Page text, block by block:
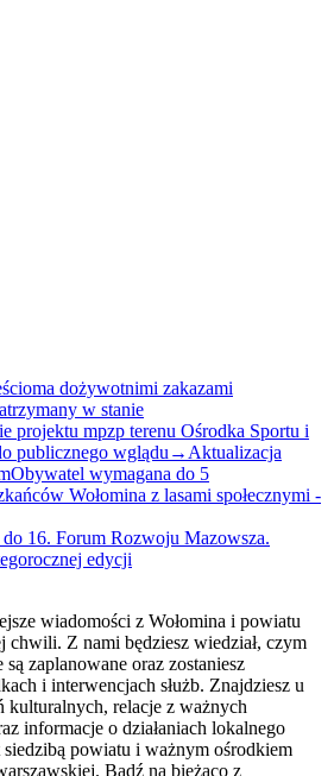
dożywotnimi zakazami
w stanie
projektu mpzp terenu Ośrodka Sportu i
publicznego wglądu → Aktualizacja
wymagana do 5
Wołomina z lasami społecznymi -
16. Forum Rozwoju Mazowsza.
edycji
wiadomości z Wołomina i powiatu
chwili. Z nami będziesz wiedział, czym
zaplanowane oraz zostaniesz
i interwencjach służb. Znajdziesz u
kulturalnych, relacje z ważnych
informacje o działaniach lokalnego
siedzibą powiatu i ważnym ośrodkiem
Bądź na bieżąco z